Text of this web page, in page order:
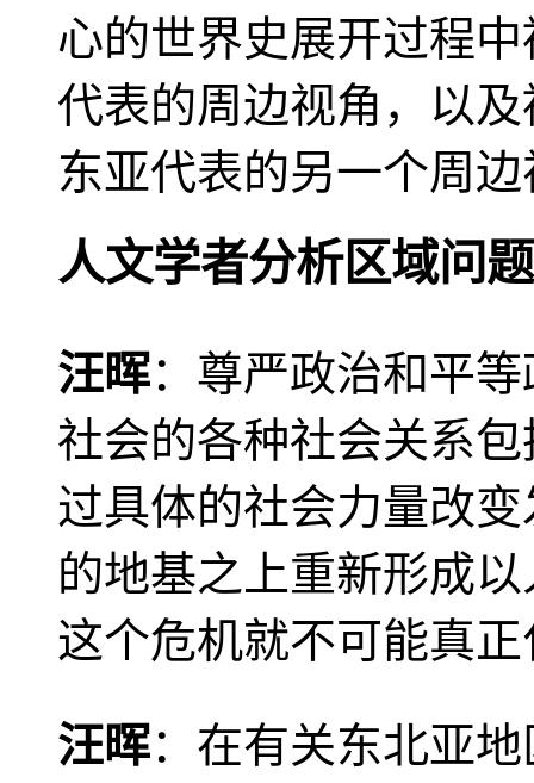
心的世界史展开过程
代表的周边视角，以
东亚代表的另一个周
人文学者分析区域问题
汪晖：尊严政治和平
社会的各种社会关系
过具体的社会力量改
的地基之上重新形成
这个危机就不可能真
汪晖：在有关东北亚